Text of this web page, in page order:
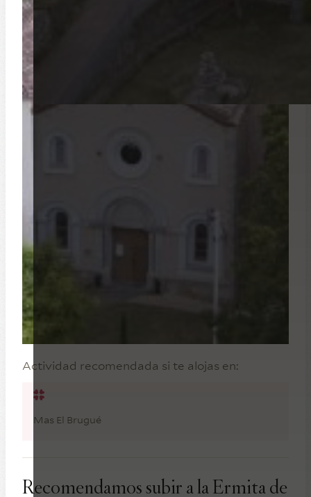
Actividad recomendada si te alojas en:
Mas El Brugué
Recomendamos subir a la Ermita de